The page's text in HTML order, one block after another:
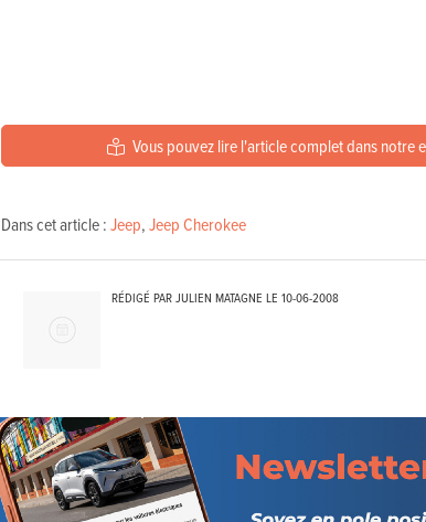
Vous pouvez lire l'article complet dans notre
Dans cet article :Jeep,Jeep Cherokee
RÉDIGÉ PAR JULIEN MATAGNE LE 10-06-2008